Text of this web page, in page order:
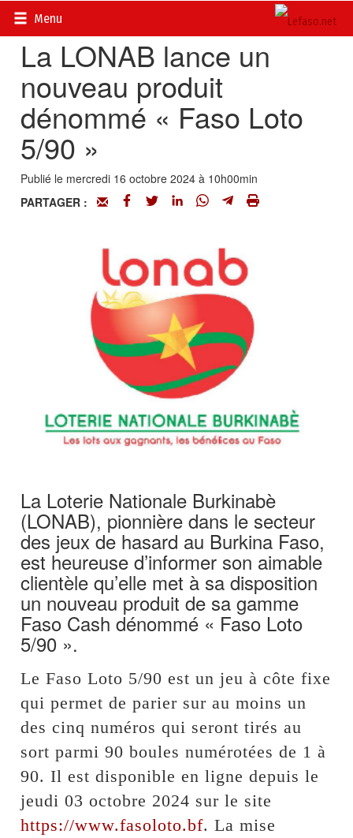
Menu
Accueil>
La LONAB lance un
nouveau produit
dénommé « Faso Loto
5/90 »
Publié le mercredi 16 octobre 2024 à 10h00min
PARTAGER :
La Loterie Nationale Burkinabè
(LONAB), pionnière dans le secteur
des jeux de hasard au Burkina Faso,
est heureuse d’informer son aimable
clientèle qu’elle met à sa disposition
un nouveau produit de sa gamme
Faso Cash dénommé « Faso Loto
5/90 ».
Le Faso Loto 5/90 est un jeu à côte fixe
qui permet de parier sur au moins un
des cinq numéros qui seront tirés au
sort parmi 90 boules numérotées de 1 à
90. Il est disponible en ligne depuis le
jeudi 03 octobre 2024 sur le site
https://www.fasoloto.bf. La mise